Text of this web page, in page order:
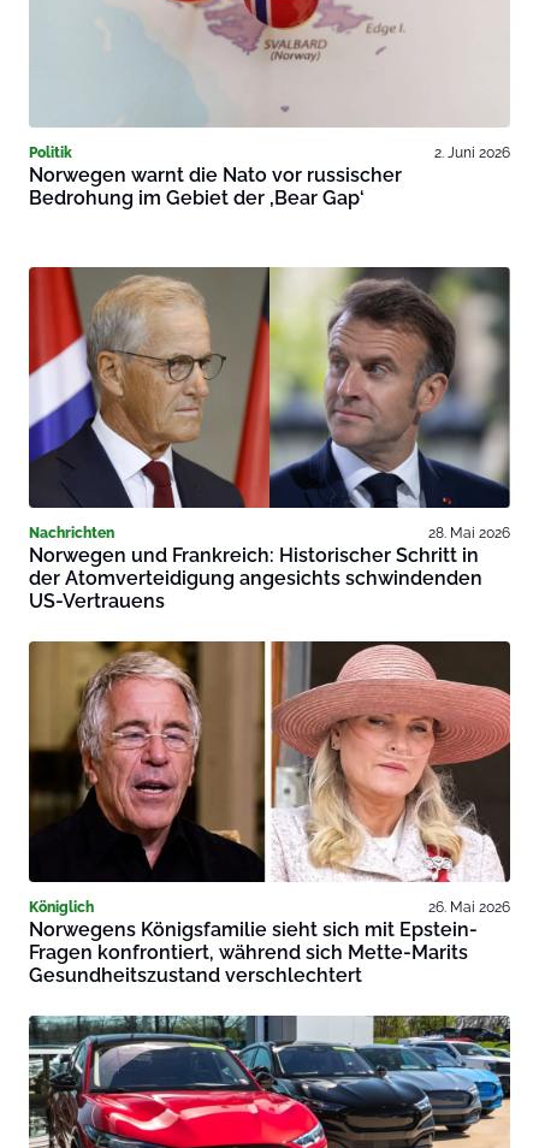
Politik 2. Juni 2026
Norwegen warnt die Nato vor russischer
Bedrohung im Gebiet der ‚Bear Gap‘
Nachrichten 28. Mai 2026
Norwegen und Frankreich: Historischer Schritt in
der Atomverteidigung angesichts schwindenden
US-Vertrauens
Königlich 26. Mai 2026
Norwegens Königsfamilie sieht sich mit Epstein-
Fragen konfrontiert, während sich Mette-Marits
Gesundheitszustand verschlechtert